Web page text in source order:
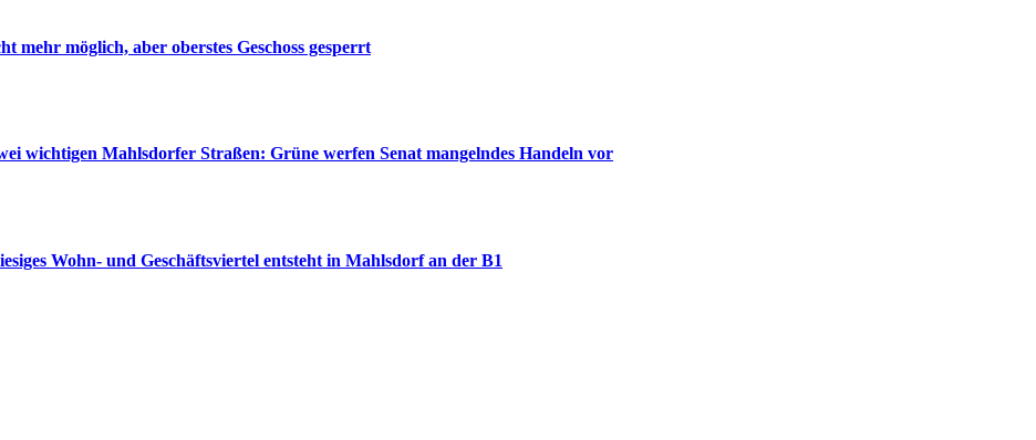
mehr möglich, aber oberstes Geschoss gesperrt
wichtigen Mahlsdorfer Straßen: Grüne werfen Senat mangelndes Handeln vor
Wohn- und Geschäftsviertel entsteht in Mahlsdorf an der B1